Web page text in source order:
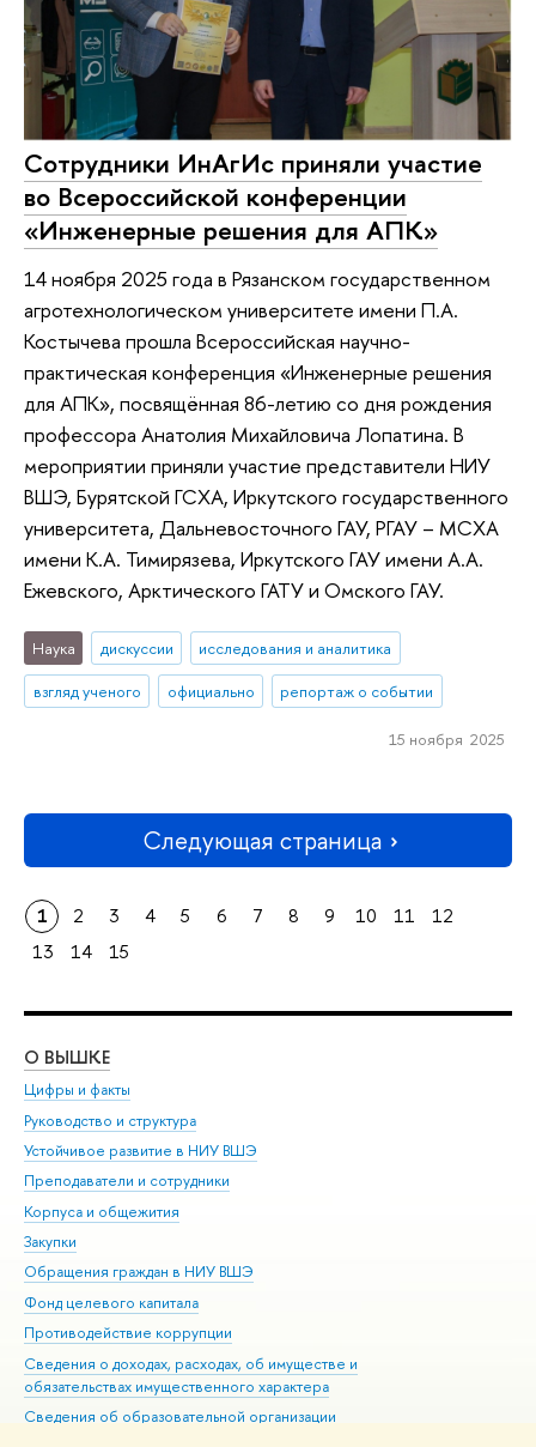
Сотрудники ИнАгИс приняли участие
во Всероссийской конференции
«Инженерные решения для АПК»
14 ноября 2025 года в Рязанском государственном
агротехнологическом университете имени П.А.
Костычева прошла Всероссийская научно-
практическая конференция «Инженерные решения
для АПК», посвящённая 86-летию со дня рождения
профессора Анатолия Михайловича Лопатина. В
мероприятии приняли участие представители НИУ
ВШЭ, Бурятской ГСХА, Иркутского государственного
университета, Дальневосточного ГАУ, РГАУ – МСХА
имени К.А. Тимирязева, Иркутского ГАУ имени А.А.
Ежевского, Арктического ГАТУ и Омского ГАУ.
Наука дискуссии
исследования и аналитика
взгляд ученого
официально репортаж о событии
15 ноября 2025
Следующая страница
1 2 3 4 5 6 7 8 9 10 11
12
13
14 15
О ВЫШКЕ
Цифры и факты
Руководство и структура
Устойчивое развитие в НИУ ВШЭ
Преподаватели и сотрудники
Корпуса и общежития
Закупки
Обращения граждан в НИУ ВШЭ
Фонд целевого капитала
Противодействие коррупции
Сведения о доходах, расходах, об имуществе и
обязательствах имущественного характера
Сведения об образовательной организации